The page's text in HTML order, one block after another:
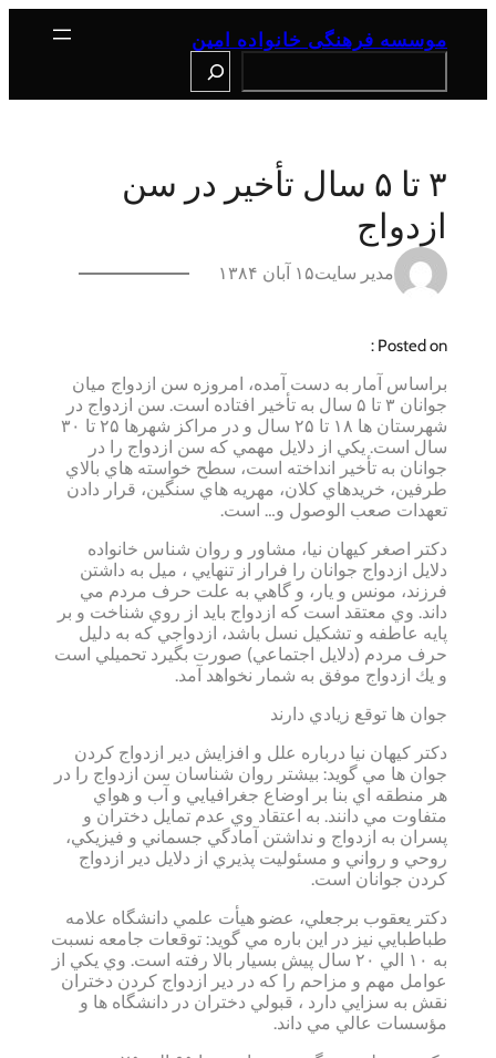
موسسه فرهنگی خانواده امین
۳ تا ۵ سال تأخير در سن
ازدواج
مدیر سایت۱۵ آبان ۱۳۸۴
Posted on :
براساس آمار به دست آمده، امروزه سن ازدواج ميان
جوانان ۳ تا ۵ سال به تأخير افتاده است. سن ازدواج در
شهرستان ها ۱۸ تا ۲۵ سال و در مراكز شهرها ۲۵ تا ۳۰
سال است. يكي از دلايل مهمي كه سن ازدواج را در
جوانان به تأخير انداخته است، سطح خواسته هاي بالاي
طرفين، خريدهاي كلان، مهريه هاي سنگين، قرار دادن
تعهدات صعب الوصول و… است.
دكتر اصغر كيهان نيا، مشاور و روان شناس خانواده
دلايل ازدواج جوانان را فرار از تنهايي ، ميل به داشتن
فرزند، مونس و يار، و گاهي به علت حرف مردم مي
داند. وي معتقد است كه ازدواج بايد از روي شناخت و بر
پايه عاطفه و تشكيل نسل باشد، ازدواجي كه به دليل
حرف مردم (دلايل اجتماعي) صورت بگيرد تحميلي است
و يك ازدواج موفق به شمار نخواهد آمد.
جوان ها توقع زيادي دارند
دكتر كيهان نيا درباره علل و افزايش دير ازدواج كردن
جوان ها مي گويد: بيشتر روان شناسان سن ازدواج را در
هر منطقه اي بنا بر اوضاع جغرافيايي و آب و هواي
متفاوت مي دانند. به اعتقاد وي عدم تمايل دختران و
پسران به ازدواج و نداشتن آمادگي جسماني و فيزيكي،
روحي و رواني و مسئوليت پذيري از دلايل دير ازدواج
كردن جوانان است.
دكتر يعقوب برجعلي، عضو هيأت علمي دانشگاه علامه
طباطبايي نيز در اين باره مي گويد: توقعات جامعه نسبت
به ۱۰ الي ۲۰ سال پيش بسيار بالا رفته است. وي يكي از
عوامل مهم و مزاحم را كه در دير ازدواج كردن دختران
نقش به سزايي دارد ، قبولي دختران در دانشگاه ها و
مؤسسات عالي مي داند.